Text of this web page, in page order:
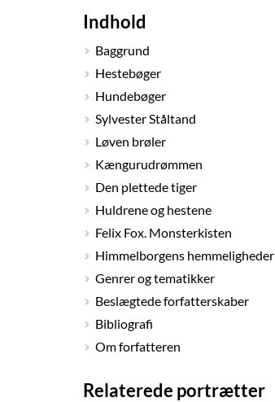
Indhold
Baggrund
Hestebøger
Hundebøger
Sylvester Ståltand
Løven brøler
Kængurudrømmen
Den plettede tiger
Huldrene og hestene
Felix Fox. Monsterkisten
Himmelborgens hemmeligheder
Genrer og tematikker
Beslægtede forfatterskaber
Bibliografi
Om forfatteren
Relaterede portrætter